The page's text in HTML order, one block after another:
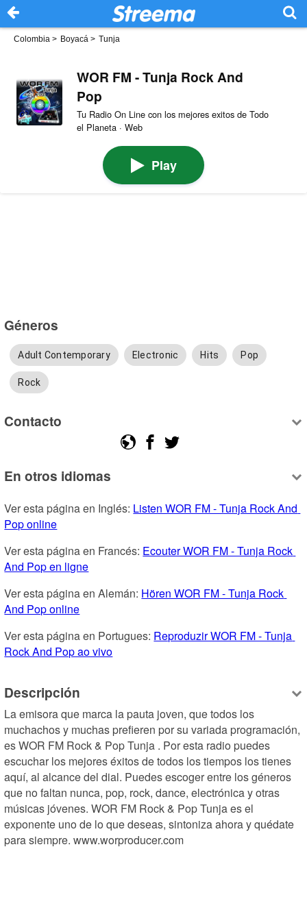
Colombia > Boyacá > Tunja
WOR FM - Tunja Rock And
Pop
Tu Radio On Line con los mejores exitos de Todo
el Planeta · Web
Play
Géneros
Adult Contemporary Electronic Hits Pop
Rock
Contacto
En otros idiomas
Ver esta página en Inglés: Listen WOR FM - Tunja Rock And
Pop online
Ver esta página en Francés: Ecouter WOR FM - Tunja Rock
And Pop en ligne
Ver esta página en Alemán: Hören WOR FM - Tunja Rock
And Pop online
Ver esta página en Portugues: Reproduzir WOR FM - Tunja
Rock And Pop ao vivo
Descripción
La emisora que marca la pauta joven, que todos los
muchachos y muchas prefieren por su variada programación,
es WOR FM Rock & Pop Tunja . Por esta radio puedes
escuchar los mejores éxitos de todos los tiempos los tienes
aquí, al alcance del dial. Puedes escoger entre los géneros
que no faltan nunca, pop, rock, dance, electrónica y otras
músicas jóvenes. WOR FM Rock & Pop Tunja es el
exponente uno de lo que deseas, sintoniza ahora y quédate
para siempre. www.worproducer.com